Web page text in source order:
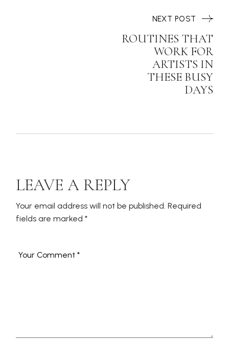
ROUTINES THAT
WORK FOR
ARTISTS IN
THESE BUSY
DAYS
NEXT POST
LEAVE A REPLY
Your email address will not be published. Required
fields are marked*